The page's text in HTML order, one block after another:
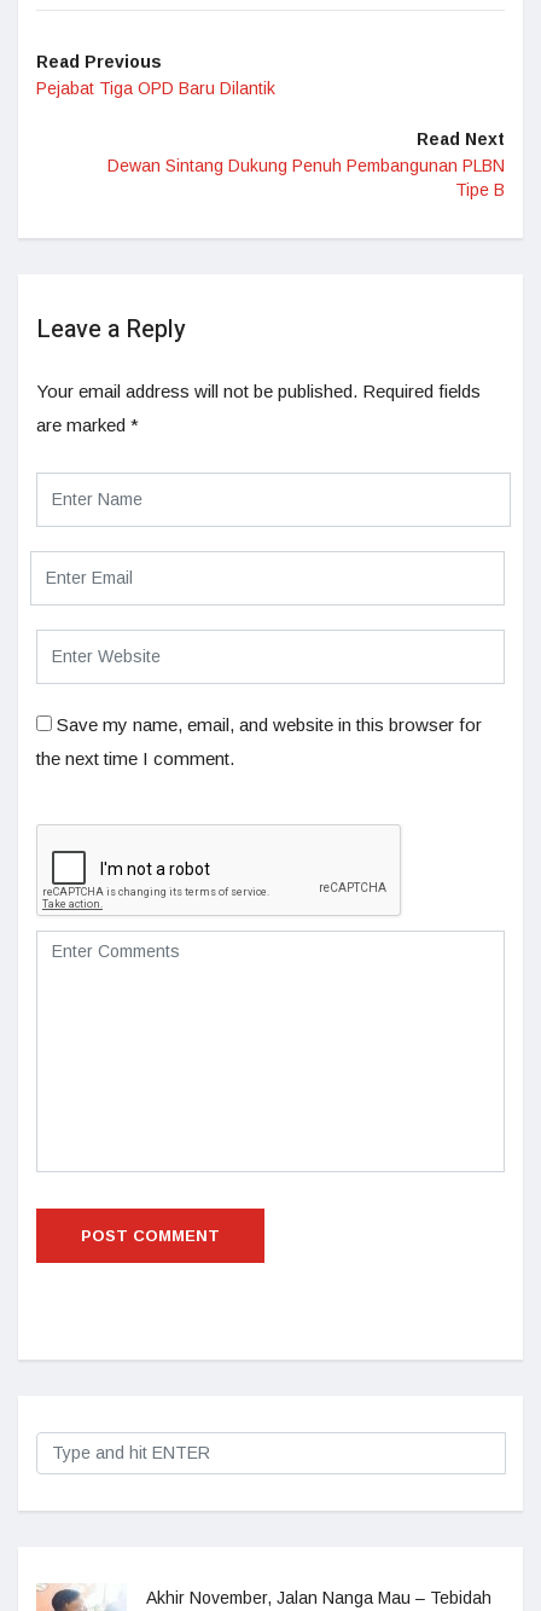
Read Previous
Pejabat Tiga OPD Baru Dilantik
Read Next
Dewan Sintang Dukung Penuh Pembangunan PLBN
Tipe B
Leave a Reply
Your email address will not be published. Required fields
are marked *
Save my name, email, and website in this browser for
the next time I comment.
Akhir November, Jalan Nanga Mau – Tebidah